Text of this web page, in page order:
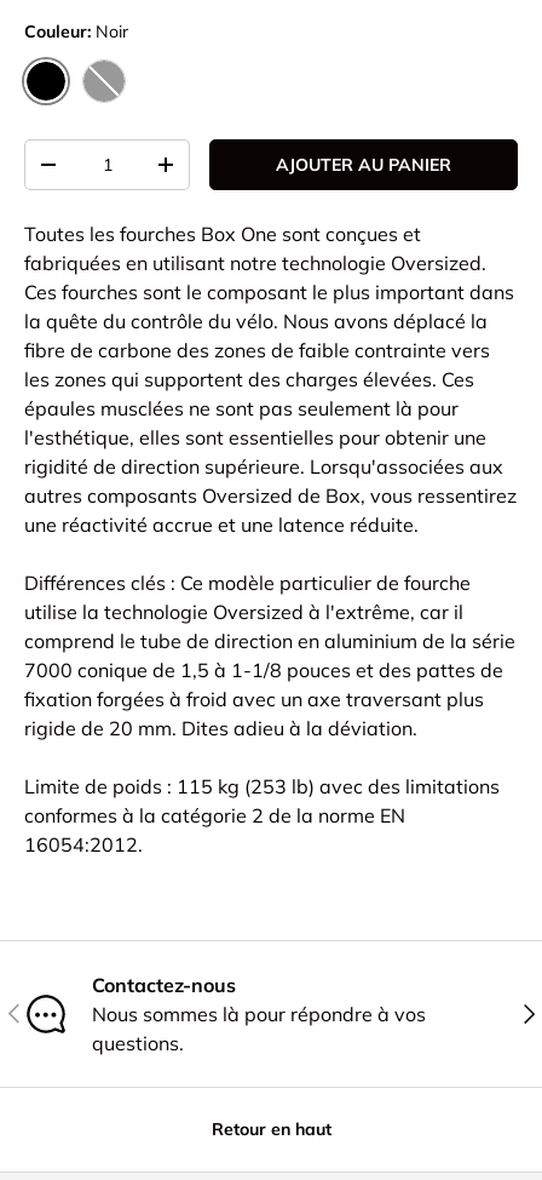
Couleur: Noir
NOIR
NOIR MAT
-
+ AJOUTER AU PANIER
Toutes les fourches Box One sont conçues et
fabriquées en utilisant notre technologie Oversized.
Ces fourches sont le composant le plus important dans
la quête du contrôle du vélo. Nous avons déplacé la
fibre de carbone des zones de faible contrainte vers
les zones qui supportent des charges élevées. Ces
épaules musclées ne sont pas seulement là pour
l'esthétique, elles sont essentielles pour obtenir une
rigidité de direction supérieure. Lorsqu'associées aux
autres composants Oversized de Box, vous ressentirez
une réactivité accrue et une latence réduite.
Différences clés : Ce modèle particulier de fourche
utilise la technologie Oversized à l'extrême, car il
comprend le tube de direction en aluminium de la série
7000 conique de 1,5 à 1-1/8 pouces et des pattes de
fixation forgées à froid avec un axe traversant plus
rigide de 20 mm. Dites adieu à la déviation.
Limite de poids : 115 kg (253 lb) avec des limitations
conformes à la catégorie 2 de la norme EN
16054:2012.
PRÉCÉDENT
Contactez-nous
Nous sommes là pour répondre à vos
questions.
Retour en haut